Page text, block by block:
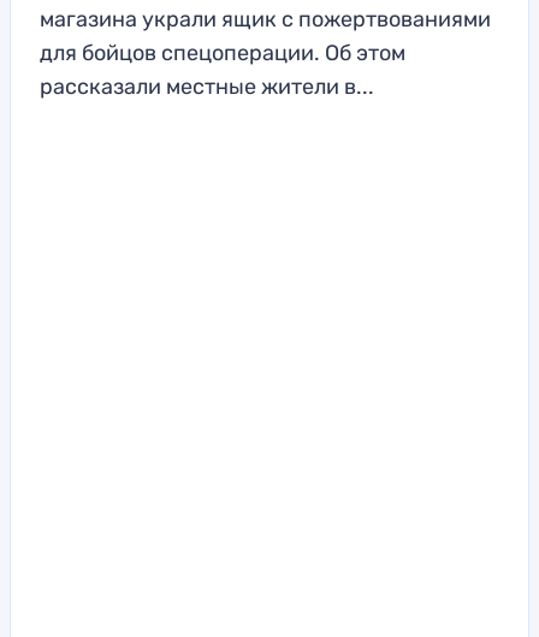
магазина украли ящик с пожертвованиями
для бойцов спецоперации. Об этом
рассказали местные жители в...